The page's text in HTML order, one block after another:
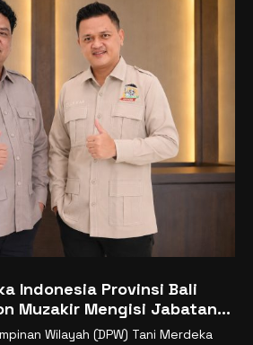
Indonesia Provinsi Bali
Muzakir Mengisi Jabatan
RI
Wilayah (DPW) Tani Merdeka